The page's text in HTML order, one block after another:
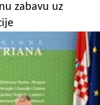
zabavu uz